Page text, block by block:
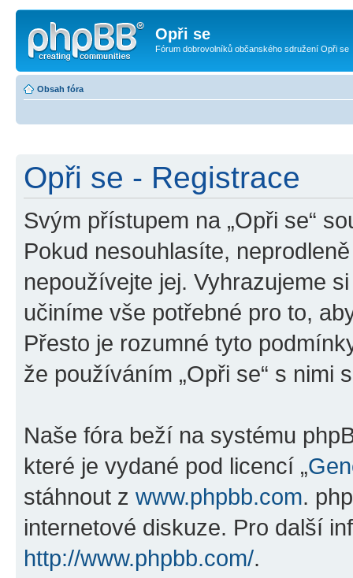
Opři se
Fórum dobrovolníků občanského sdružení Opři se
Obsah fóra
Opři se - Registrace
Svým přístupem na „Opři se“
Pokud nesouhlasíte,
nepoužívejte jej. Vyhrazujeme
učiníme vše potřebné pro to,
Přesto je rozumné tyto
že používáním „Opři se“ s nimi
Naše fóra beží na systému
které je vydané pod licencí „
stáhnout z www.phpbb.com.
internetové diskuze. Pro další
http://www.phpbb.com/.